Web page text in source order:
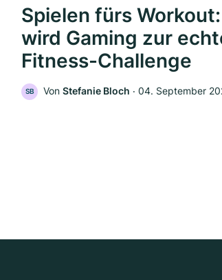
Spielen fürs
wird Gaming zur
Fitness-Challenge
SB Von Stefanie Bloch ‧ 04. September